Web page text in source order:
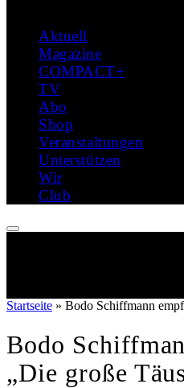
Aktuell
Magazine
COMPACT+
TV
Abo
Shop
Veranstaltungen
Unterstützen
Wir
Club
Startseite » Bodo Schiffmann
Bodo
„Die große